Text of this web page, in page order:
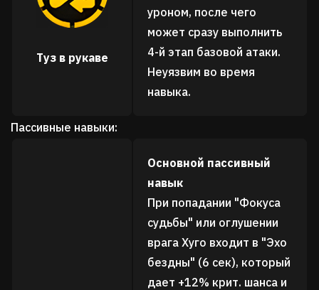
Туз в рукаве
уроном, после чего
может сразу выполнить
4-й этап базовой атаки.
Неуязвим во время
навыка.
Пассивные навыки:
Основной пассивный
навык
При попадании "Фокуса
судьбы" или оглушении
врага Хуго входит в "Эхо
бездны" (6 сек), который
дает +12% крит. шанса и